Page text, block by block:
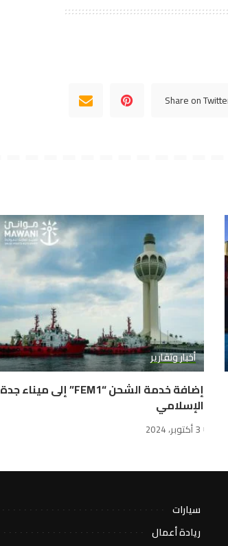
Share on
أخبار وتقارير
إضافة خدمة الشحن “FEM1” إلى ميناء جدة
الإسلامي
3 أكتوبر، 2024
سيارات
ريادة أعمال